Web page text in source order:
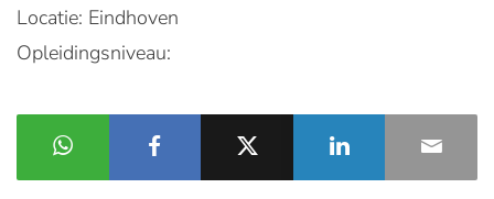
Locatie: Eindhoven
Opleidingsniveau: